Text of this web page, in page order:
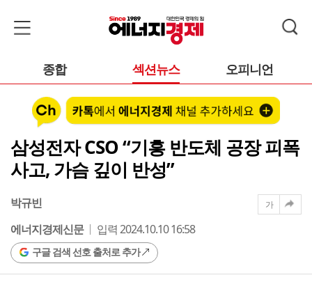
종합 섹션뉴스 오피니언
삼성전자 CSO “기흥 반도체 공장 피폭
사고, 가슴 깊이 반성”
박규빈
에너지경제신문
입력 2024.10.10 16:58
구글 검색 선호 출처로 추가
가